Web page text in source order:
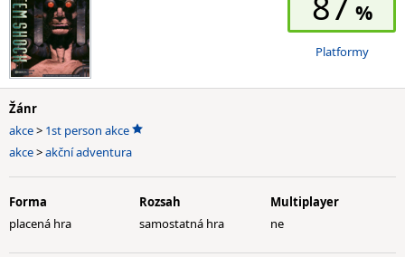
Platformy
Žánr
akce> 1st person akce
akce>akční adventura
Forma
placená hra
Rozsah
samostatná hra
Multiplayer
ne